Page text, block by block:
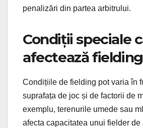
penalizări din partea arbitrului.
Condiții speciale
afectează
Condițiile de fielding pot varia în
suprafața de joc și de factorii de
exemplu, terenurile umede sau
afecta capacitatea unui fielder de